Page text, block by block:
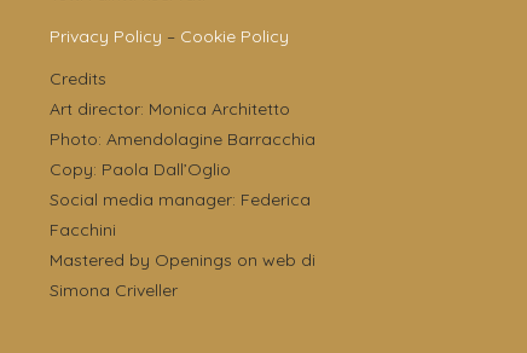
Privacy Policy – Cookie Policy
Credits
Art director: Monica Architetto
Photo: Amendolagine Barracchia
Copy: Paola Dall’Oglio
Social media manager: Federica
Facchini
Mastered by Openings on web di
Simona Criveller